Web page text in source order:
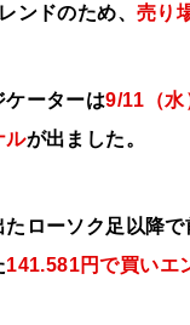
ンドのため、 売り
ケーターは9/11（水
ルが出ました。
ローソク足以降
141.581円で買いエ